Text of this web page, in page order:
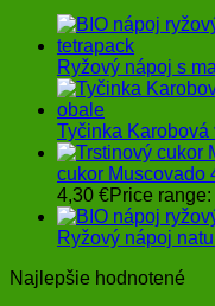
Ryžový nápoj s
Tyčinka Karobová
cukor Muscovado
4,30 €Price
Ryžový nápoj
Najlepšie hodnotené